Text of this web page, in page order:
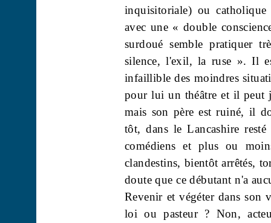
inquisitoriale) ou
avec une « double
surdoué semble pratiquer
silence, l'exil, la ruse ». Il
infaillible des moindres
pour lui un théâtre et il peut
mais son père est ruiné, il
tôt, dans le Lancashire
comédiens et plus ou
clandestins, bientôt arrêtés,
doute que ce débutant n'a
Revenir et végéter dans son
loi ou pasteur ? Non,